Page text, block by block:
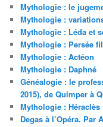
Mythologie : le
Mythologie :
Mythologie : Léda et
Mythologie : Persée
Mythologie : Actéon
Mythologie : Daphné
Généalogie : le
2015), de Quimper à
Mythologie : Héraclès
Degas à l’Opéra. Par